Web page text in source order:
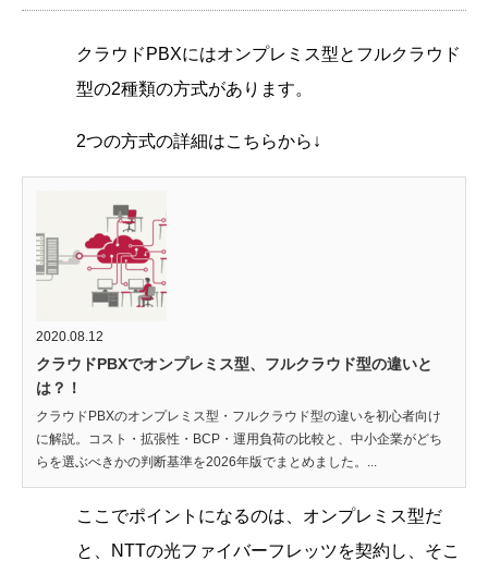
クラウドPBXにはオンプレミス型とフルクラウド
型の2種類の方式があります。
2つの方式の詳細はこちらから↓
2020.08.12
クラウドPBXでオンプレミス型、フルクラウド型の違いと
は？！
クラウドPBXのオンプレミス型・フルクラウド型の違いを初心者向け
に解説。コスト・拡張性・BCP・運用負荷の比較と、中小企業がどち
らを選ぶべきかの判断基準を2026年版でまとめました。...
ここでポイントになるのは、オンプレミス型だ
と、NTTの光ファイバーフレッツを契約し、そこ